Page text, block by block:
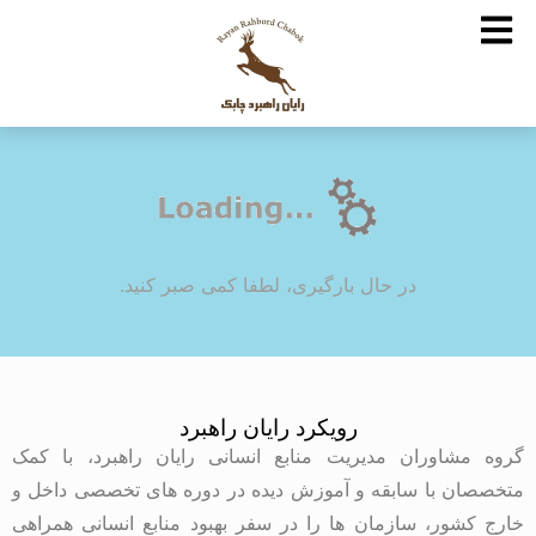
در حال بارگیری، لطفا کمی صبر کنید.
رویکرد رایان راهبرد
گروه مشاوران مدیریت منابع انسانی رایان راهبرد، با کمک
متخصصان با سابقه و آموزش دیده در دوره های تخصصی داخل و
خارج کشور، سازمان ها را در سفر بهبود منابع انسانی همراهی